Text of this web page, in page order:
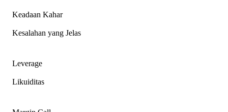
Keadaan Kahar
Kesalahan yang Jelas
Leverage
Likuiditas